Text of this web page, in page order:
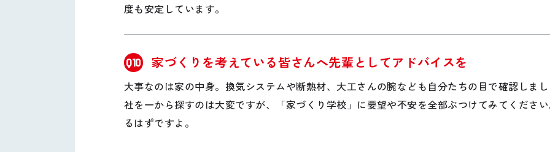
度も安定しています。
Q10 家づくりを考えている皆さんへ先輩としてアドバイスを
大事なのは家の中身。換気システムや断熱材、大工さんの腕なども自分たちの目で確認しま
社を一から探すのは大変ですが、「家づくり学校」に要望や不安を全部ぶつけてみてくださ
るはずですよ。